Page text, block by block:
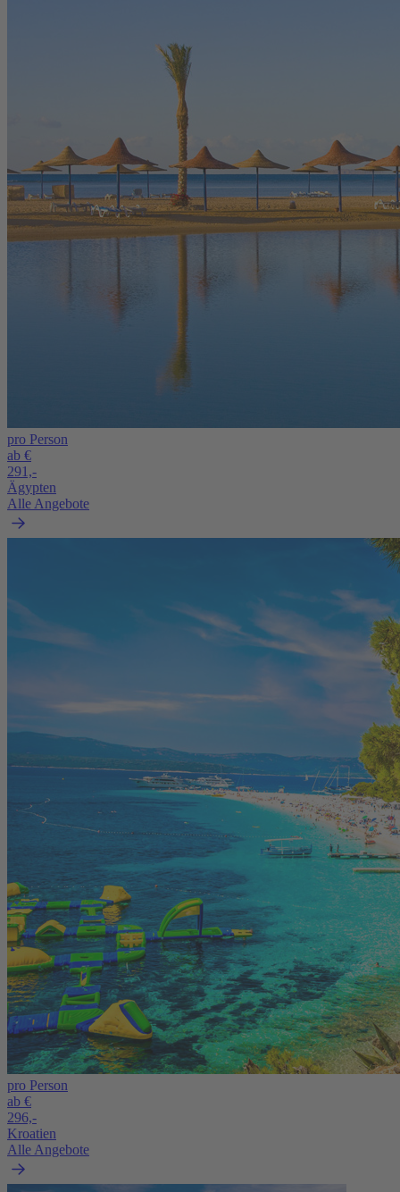
pro Person
ab €
291,-
Ägypten
Alle Angebote
pro Person
ab €
296,-
Kroatien
Alle Angebote